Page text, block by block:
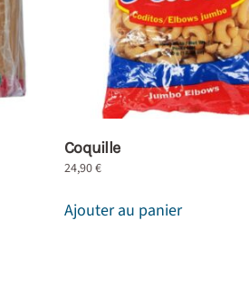
Coquille
24,90€
Ajouter au panier